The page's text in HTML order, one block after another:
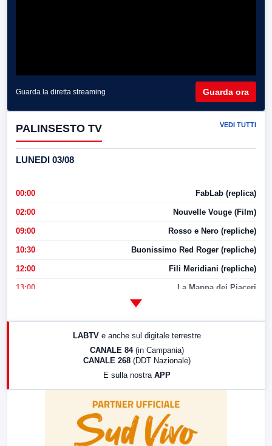
Guarda la diretta streaming Guarda ora
PALINSESTO TV VEDI TUTTI
LUNEDI 03/08
00:00 FabLab (replica)
02:00 Nouvelle Vouge (Film)
09:00 Rosso e Nero (repliche)
10:30 Buonissimo Red Roger (repliche)
12:00 Fili Meridiani (repliche)
13:00 La Mappa dei Piaceri
LABTV e anche sul digitale terrestre
CANALE 84 (in Campania)
CANALE 268 (DDT Nazionale)
E sulla nostra APP